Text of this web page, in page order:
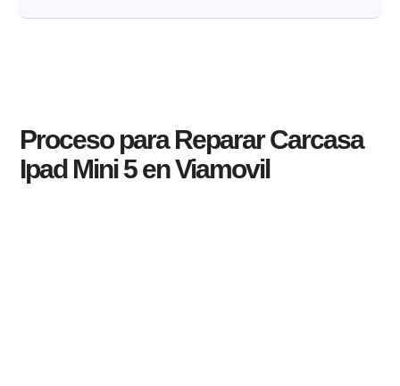
Proceso para Reparar Carcasa
Ipad Mini 5 en Viamovil